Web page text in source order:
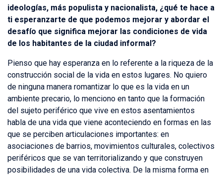
ideologías, más populista y nacionalista, ¿qué te hace a
ti esperanzarte de que podemos mejorar y abordar el
desafío que significa mejorar las condiciones de vida
de los habitantes de la ciudad informal?
Pienso que hay esperanza en lo referente a la riqueza de la
construcción social de la vida en estos lugares. No quiero
de ninguna manera romantizar lo que es la vida en un
ambiente precario, lo menciono en tanto que la formación
del sujeto periférico que vive en estos asentamientos
habla de una vida que viene aconteciendo en formas en las
que se perciben articulaciones importantes: en
asociaciones de barrios, movimientos culturales, colectivos
periféricos que se van territorializando y que construyen
posibilidades de una vida colectiva. De la misma forma en